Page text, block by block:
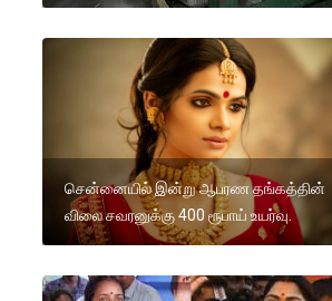
சென்னையில் இன்று ஆபரண தங்கத்தின்
விலை சவரனுக்கு 400 ரூபாய் உயர்வு.